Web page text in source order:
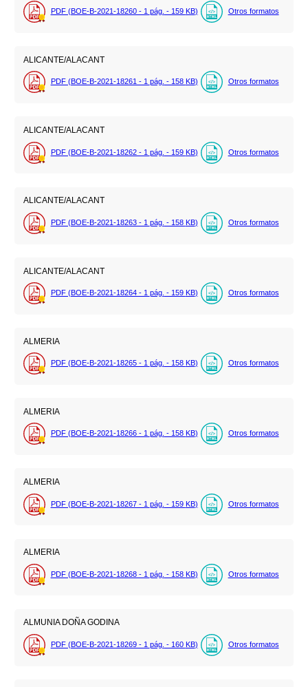
PDF (BOE-B-2021-18260 - 1 pág. - 159 KB) Otros formatos
ALICANTE/ALACANT
PDF (BOE-B-2021-18261 - 1 pág. - 158 KB) Otros formatos
ALICANTE/ALACANT
PDF (BOE-B-2021-18262 - 1 pág. - 159 KB) Otros formatos
ALICANTE/ALACANT
PDF (BOE-B-2021-18263 - 1 pág. - 158 KB) Otros formatos
ALICANTE/ALACANT
PDF (BOE-B-2021-18264 - 1 pág. - 159 KB) Otros formatos
ALMERIA
PDF (BOE-B-2021-18265 - 1 pág. - 158 KB) Otros formatos
ALMERIA
PDF (BOE-B-2021-18266 - 1 pág. - 158 KB) Otros formatos
ALMERIA
PDF (BOE-B-2021-18267 - 1 pág. - 159 KB) Otros formatos
ALMERIA
PDF (BOE-B-2021-18268 - 1 pág. - 158 KB) Otros formatos
ALMUNIA DOÑA GODINA
PDF (BOE-B-2021-18269 - 1 pág. - 160 KB) Otros formatos